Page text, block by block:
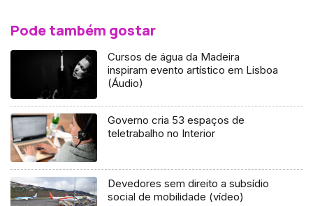
Pode também gostar
Cursos de água da Madeira
inspiram evento artístico em Lisboa
(Áudio)
Governo cria 53 espaços de
teletrabalho no Interior
Devedores sem direito a subsídio
social de mobilidade (vídeo)